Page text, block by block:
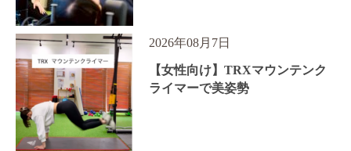
2026年08月7日
【女性向け】TRXマウンテンク
ライマーで美姿勢